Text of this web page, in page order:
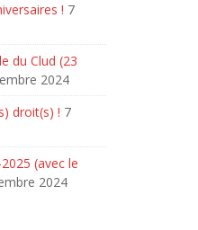
! 7
du Clud (23
2024
droit(s) ! 7
(avec le
2024